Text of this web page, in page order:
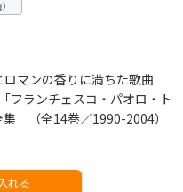
マンの香りに満ちた歌曲
フランチェスコ・パオロ・ト
」（全14巻／1990-2004）
れる